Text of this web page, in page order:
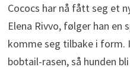
Cococs har nå fått seg et
Elena Rivvo, følger han en
komme seg tilbake i form.
bobtail-rasen, så hunden